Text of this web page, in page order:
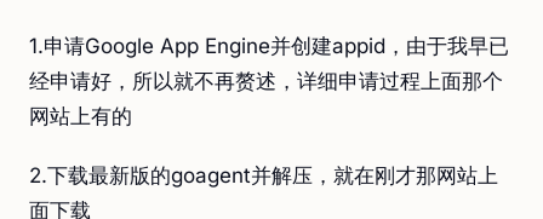
1.申请Google App Engine并创建appid，由于我早已
经申请好，所以就不再赘述，详细申请过程上面那个
网站上有的
2.下载最新版的goagent并解压，就在刚才那网站上
面下载